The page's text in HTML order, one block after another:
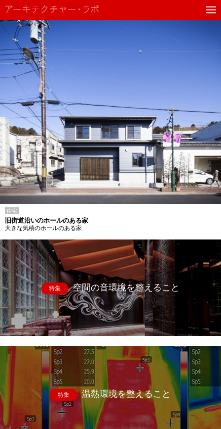
住宅
旧街道沿いのホールのある家
大きな気積のホールのある家
特集 空間の音環境を整えること
特集 温熱環境を整えること